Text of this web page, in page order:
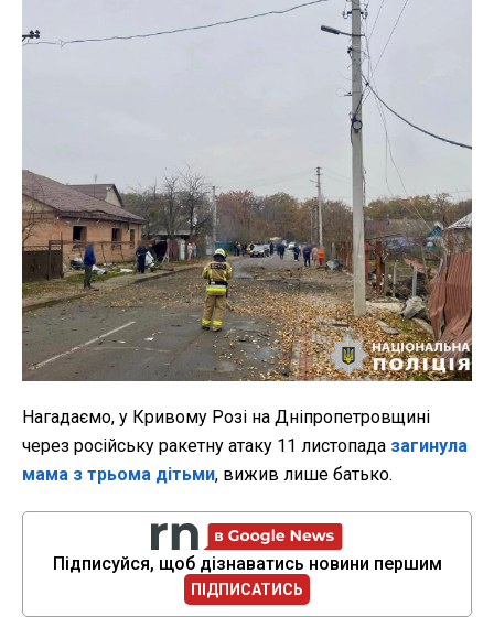
Нагадаємо, у Кривому Розі на Дніпропетровщині
через російську ракетну атаку 11 листопада загинула
мама з трьома дітьми, вижив лише батько.
Підписуйся, щоб дізнаватись новини першим
ПІДПИСАТИСЬ